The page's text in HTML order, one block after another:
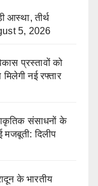
आस्था, तीर्थ
5, 2026
प्रस्तावों को
नई रफ्तार
संसाधनों के
मजबूती: दिलीप
के भारतीय